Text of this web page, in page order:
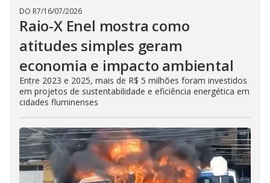
DO R7/16/07/2026
Raio-X Enel mostra como
atitudes simples geram
economia e impacto ambiental
Entre 2023 e 2025, mais de R$ 5 milhões foram investidos
em projetos de sustentabilidade e eficiência energética em
cidades fluminenses